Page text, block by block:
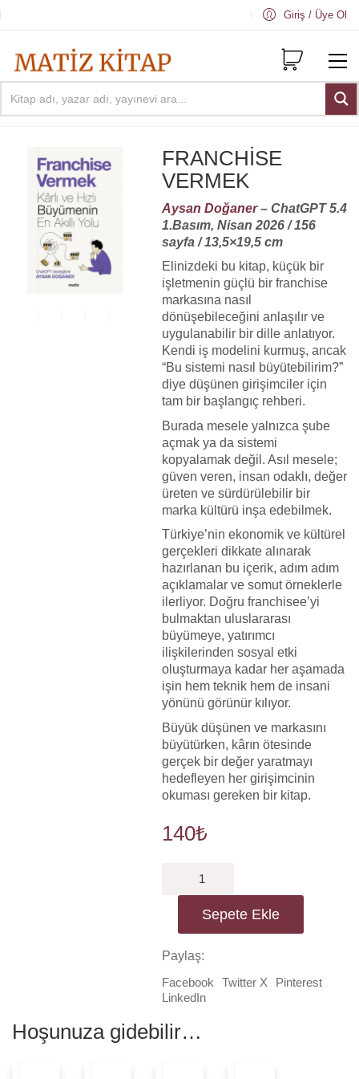
Giriş / Üye Ol
FRANCHISE
VERMEK
Aysan Doğaner– ChatGPT 5.4
1.Basım, Nisan 2026 / 156
sayfa / 13,5×19,5 cm
Elinizdeki bu kitap, küçük bir
işletmenin güçlü bir franchise
markasına nasıl
dönüşebileceğini anlaşılır ve
uygulanabilir bir dille anlatıyor.
Kendi iş modelini kurmuş, ancak
“Bu sistemi nasıl büyütebilirim?”
diye düşünen girişimciler için
tam bir başlangıç rehberi.
Burada mesele yalnızca şube
açmak ya da sistemi
kopyalamak değil. Asıl mesele;
güven veren, insan odaklı, değer
üreten ve sürdürülebilir bir
marka kültürü inşa edebilmek.
Türkiye’nin ekonomik ve kültürel
gerçekleri dikkate alınarak
hazırlanan bu içerik, adım adım
açıklamalar ve somut örneklerle
ilerliyor. Doğru franchisee’yi
bulmaktan uluslararası
büyümeye, yatırımcı
ilişkilerinden sosyal etki
oluşturmaya kadar her aşamada
işin hem teknik hem de insani
yönünü görünür kılıyor.
Büyük düşünen ve markasını
büyütürken, kârın ötesinde
gerçek bir değer yaratmayı
hedefleyen her girişimcinin
okuması gereken bir kitap.
140₺
Vermek
adet
Sepete Ekle
Paylaş:
Facebook
Twitter X
Pinterest
LinkedIn
Hoşunuza gidebilir…